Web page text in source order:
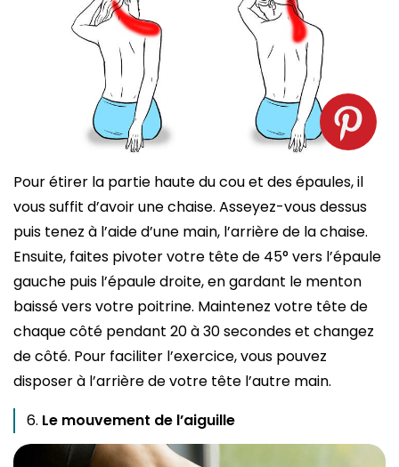
Pour étirer la partie haute du cou et des épaules, il
vous suffit d’avoir une chaise. Asseyez-vous dessus
puis tenez à l’aide d’une main, l’arrière de la chaise.
Ensuite, faites pivoter votre tête de 45° vers l’épaule
gauche puis l’épaule droite, en gardant le menton
baissé vers votre poitrine. Maintenez votre tête de
chaque côté pendant 20 à 30 secondes et changez
de côté. Pour faciliter l’exercice, vous pouvez
disposer à l’arrière de votre tête l’autre main.
Le mouvement de l’aiguille